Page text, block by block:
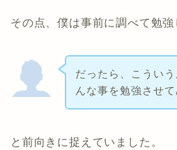
その点、僕は事前に調べて勉強
だったら、こうい
んな事を勉強させて
と前向きに捉えていました。